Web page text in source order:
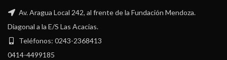
Av. Aragua Local 242, al frente de la Fundación Mendoza.
Diagonal a la E/S Las Acacias.
Teléfonos: 0243-2368413
0414-4499185